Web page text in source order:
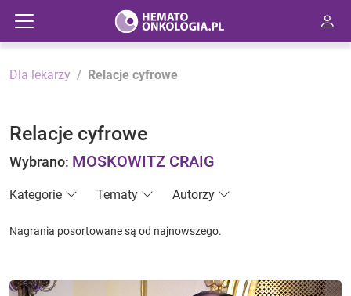
Dla lekarzy Relacje cyfrowe
Relacje cyfrowe
Wybrano: MOSKOWITZ CRAIG
Kategorie Tematy Autorzy
Nagrania posortowane są od najnowszego.